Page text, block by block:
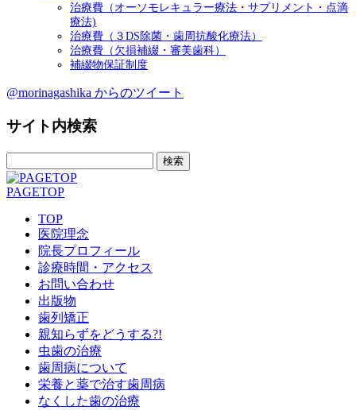
治療費（オーソモレキュラー療法・サプリメント・点滴
療法)
治療費（３DS除菌・歯周抗酸化療法）
治療費（欠損補綴・審美歯科）
補綴物保証制度
@morinagashika からのツイート
サイト内検索
索:
PAGETOP
TOP
医院理念
院長プロフィール
診療時間・アクセス
お問い合わせ
出版物
歯列矯正
親知らずをどうする?!
虫歯の治療
歯周病について
栄養と薬で治す歯周病
なくした歯の治療